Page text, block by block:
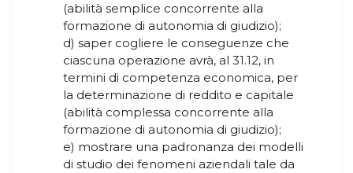
(abilità semplice concorrente alla
formazione di autonomia di giudizio);
d) saper cogliere le conseguenze che
ciascuna operazione avrà, al 31.12, in
termini di competenza economica, per
la determinazione di reddito e capitale
(abilità complessa concorrente alla
formazione di autonomia di giudizio);
e) mostrare una padronanza dei modelli
di studio dei fenomeni aziendali tale da